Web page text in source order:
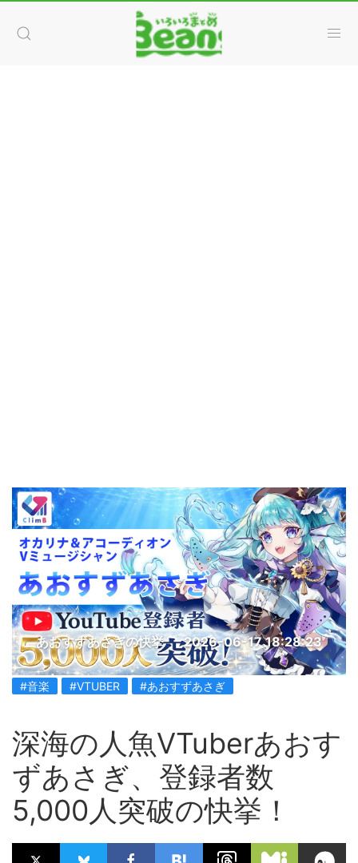
あおすずあさぎの快挙 2026-06-17 18:28:23
#音楽 #VTUBER #あおすずあさぎ
深海の人魚VTuberあおす
ずあさぎ、登録者数
5,000人突破の快挙！